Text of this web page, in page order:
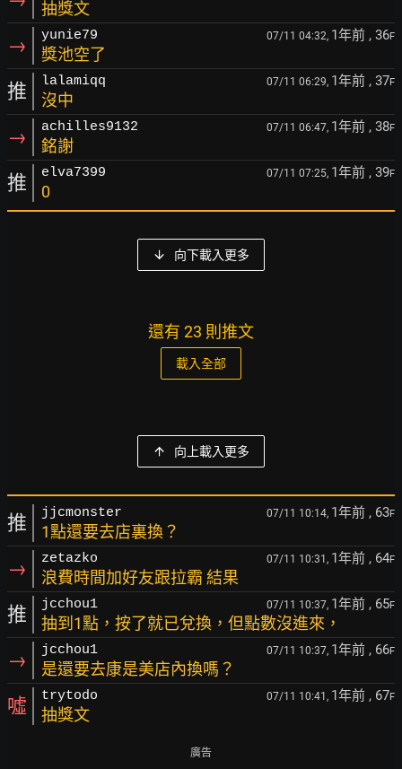
抽獎文
→ yunie79 07/11 04:32, 1年前 , 36F
獎池空了
推 lalamiqq 07/11 06:29, 1年前 , 37F
沒中
→ achilles9132 07/11 06:47, 1年前 , 38F
銘謝
推 elva7399 07/11 07:25, 1年前 , 39F
0
向下載入更多
還有 23 則推文
載入全部
向上載入更多
推 jjcmonster 07/11 10:14, 1年前 , 63F
1點還要去店裏換？
→ zetazko 07/11 10:31, 1年前 , 64F
浪費時間加好友跟拉霸 結果
推 jcchou1 07/11 10:37, 1年前 , 65F
抽到1點，按了就已兌換，但點數沒進來，
→ jcchou1 07/11 10:37, 1年前 , 66F
是還要去康是美店內換嗎？
噓 trytodo 07/11 10:41, 1年前 , 67F
抽獎文
廣告